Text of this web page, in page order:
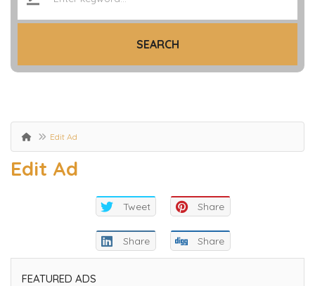
SEARCH
Edit Ad
Edit Ad
Tweet Share
Share Share
FEATURED ADS